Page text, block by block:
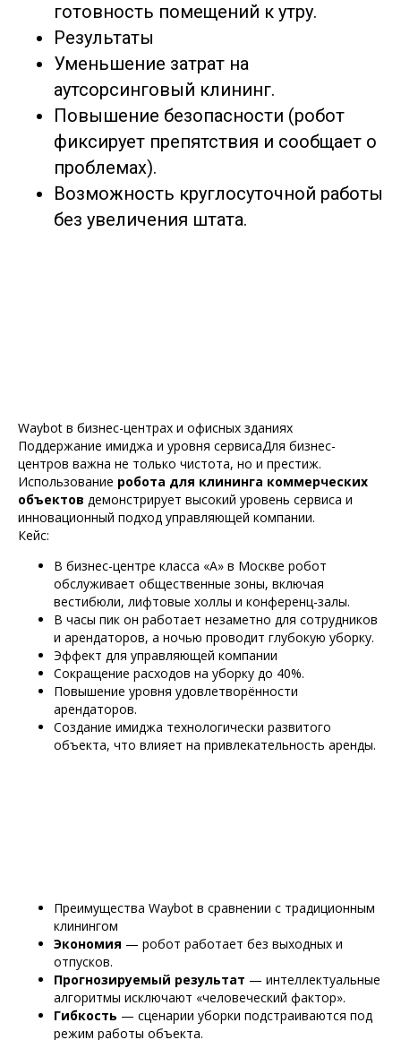
готовность помещений к утру.
Результаты
Уменьшение затрат на
аутсорсинговый клининг.
Повышение безопасности (робот
фиксирует препятствия и сообщает о
проблемах).
Возможность круглосуточной работы
без увеличения штата.
Waybot в бизнес-центрах и офисных зданиях
Поддержание имиджа и уровня сервисаДля бизнес-
центров важна не только чистота, но и престиж.
Использование робота для клининга коммерческих
объектов демонстрирует высокий уровень сервиса и
инновационный подход управляющей компании.
Кейс:
В бизнес-центре класса «А» в Москве робот
обслуживает общественные зоны, включая
вестибюли, лифтовые холлы и конференц-залы.
В часы пик он работает незаметно для сотрудников
и арендаторов, а ночью проводит глубокую уборку.
Эффект для управляющей компании
Сокращение расходов на уборку до 40%.
Повышение уровня удовлетворённости
арендаторов.
Создание имиджа технологически развитого
объекта, что влияет на привлекательность аренды.
Преимущества Waybot в сравнении с традиционным
клинингом
Экономия — робот работает без выходных и
отпусков.
Прогнозируемый результат — интеллектуальные
алгоритмы исключают «человеческий фактор».
Гибкость — сценарии уборки подстраиваются под
режим работы объекта.